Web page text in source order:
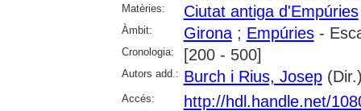
Matèries:
Ciutat antiga d'Empúries
Àmbit: Girona; Empúries-
Cronologia: [200 - 500]
Autors add.: Burch i Rius, Josep
Accés: http://hdl.handle.net/